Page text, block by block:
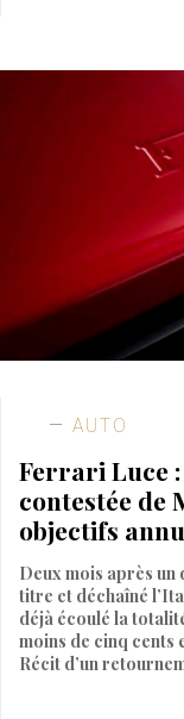
AUTO
Ferrari Luce
contestée de
objectifs
Deux mois après
titre et déchaîné
déjà écoulé la
moins de cinq cents
Récit d’un